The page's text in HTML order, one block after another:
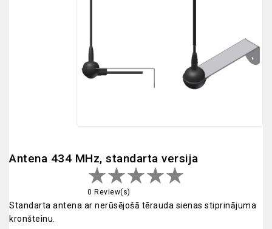
Antena 434 MHz, standarta versija
0 Review(s)
Standarta antena ar nerūsējošā tērauda sienas stiprinājuma
kronšteinu.